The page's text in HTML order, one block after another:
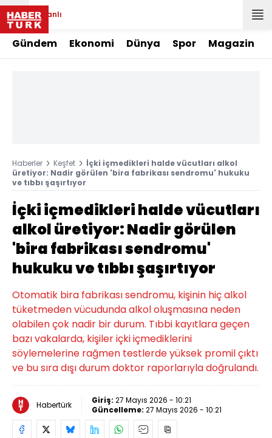
Canlı
Gündem Ekonomi Dünya Spor Magazin
Haberler Keşfet
İçki içmedikleri halde vücutları alkol
üretiyor: Nadir görülen 'bira fabrikası sendromu' hukuku
ve tıbbı şaşırtıyor
İçki içmedikleri halde vücutları
alkol üretiyor: Nadir görülen
'bira fabrikası sendromu'
hukuku ve tıbbı şaşırtıyor
Otomatik bira fabrikası sendromu, kişinin hiç alkol
tüketmeden vücudunda alkol oluşmasına neden
olabilen çok nadir bir durum. Tıbbi kayıtlara geçen
bazı vakalarda, kişiler içki içmediklerini
söylemelerine rağmen testlerde yüksek promil çıktı
ve bu sıra dışı durum doktor raporlarıyla doğrulandı.
Habertürk Giriş: 27 Mayıs 2026 - 10:21
Güncelleme: 27 Mayıs 2026 - 10:21